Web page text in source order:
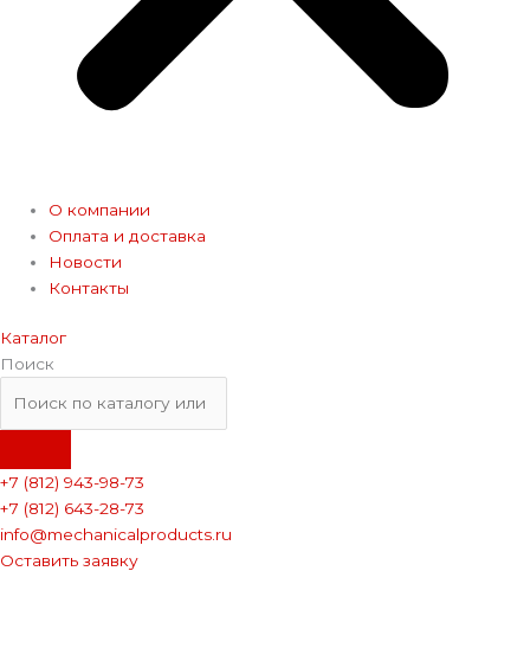
О компании
Оплата и доставка
Новости
Контакты
Каталог
Поиск
+7 (812) 943-98-73
+7 (812) 643-28-73
info@mechanicalproducts.ru
Оставить заявку